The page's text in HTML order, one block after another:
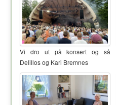
Vi dro ut på konsert og så
Delillos og Kari Bremnes